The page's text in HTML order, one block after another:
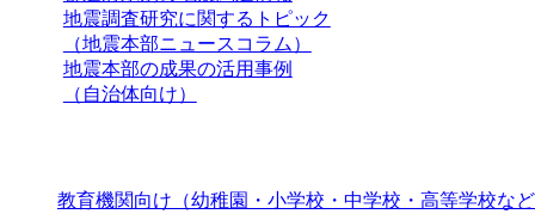
地震調査研究に関するトピック
（地震本部ニュースコラム）
地震本部の成果の活用事例
（自治体向け）
教育機関向け（幼稚園・小学校・中学校・高等学校な